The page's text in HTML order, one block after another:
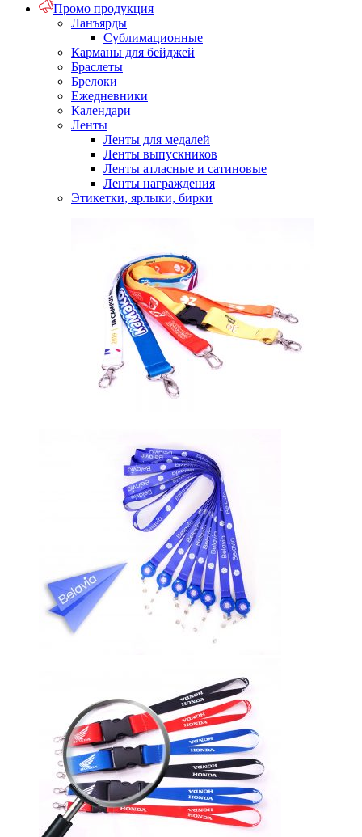
Промо продукция
Ланъярды
Сублимационные
Карманы для бейджей
Браслеты
Брелоки
Ежедневники
Календари
Ленты
Ленты для медалей
Ленты выпускников
Ленты атласные и сатиновые
Ленты награждения
Этикетки, ярлыки, бирки